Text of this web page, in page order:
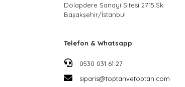
Dolapdere Sanayi Sitesi 2715.Sk
Başakşehir/İstanbul
Telefon & Whatsapp:
0530 031 61 27
siparis@toptanvetoptan.com